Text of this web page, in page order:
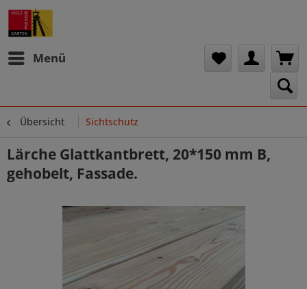
Menü
Übersicht Sichtschutz
Lärche Glattkantbrett, 20*150 mm B,
gehobelt, Fassade.